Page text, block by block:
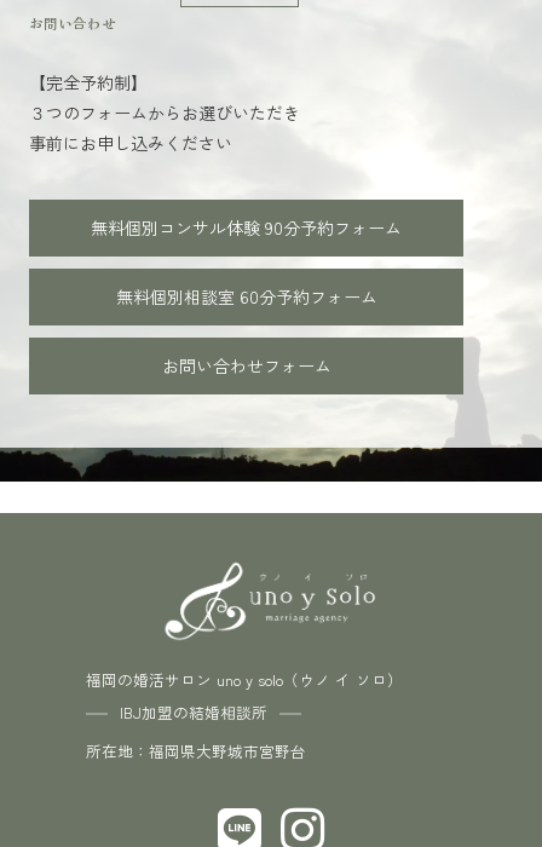
お問い合わせ
【完全予約制】
３つのフォームからお選びいただき
事前にお申し込みください
無料個別コンサル体験 90分予約フォーム
無料個別相談室 60分予約フォーム
お問い合わせフォーム
福岡の婚活サロン uno y solo（ウノ イ ソロ）
IBJ加盟の結婚相談所
所在地：福岡県大野城市宮野台